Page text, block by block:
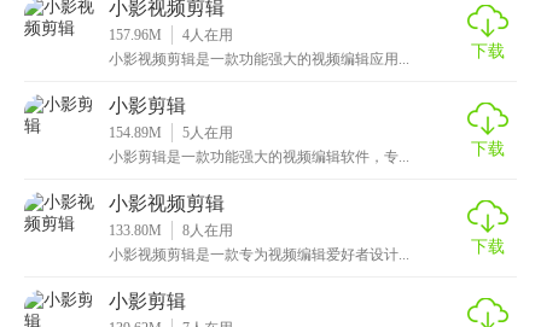
小影视频剪辑
157.96M 4 人在用
小影视频剪辑是一款功能强大的视频编辑应用...
下载
小影剪辑
154.89M 5 人在用
小影剪辑是一款功能强大的视频编辑软件，专...
下载
小影视频剪辑
133.80M 8 人在用
小影视频剪辑是一款专为视频编辑爱好者设计...
下载
小影剪辑